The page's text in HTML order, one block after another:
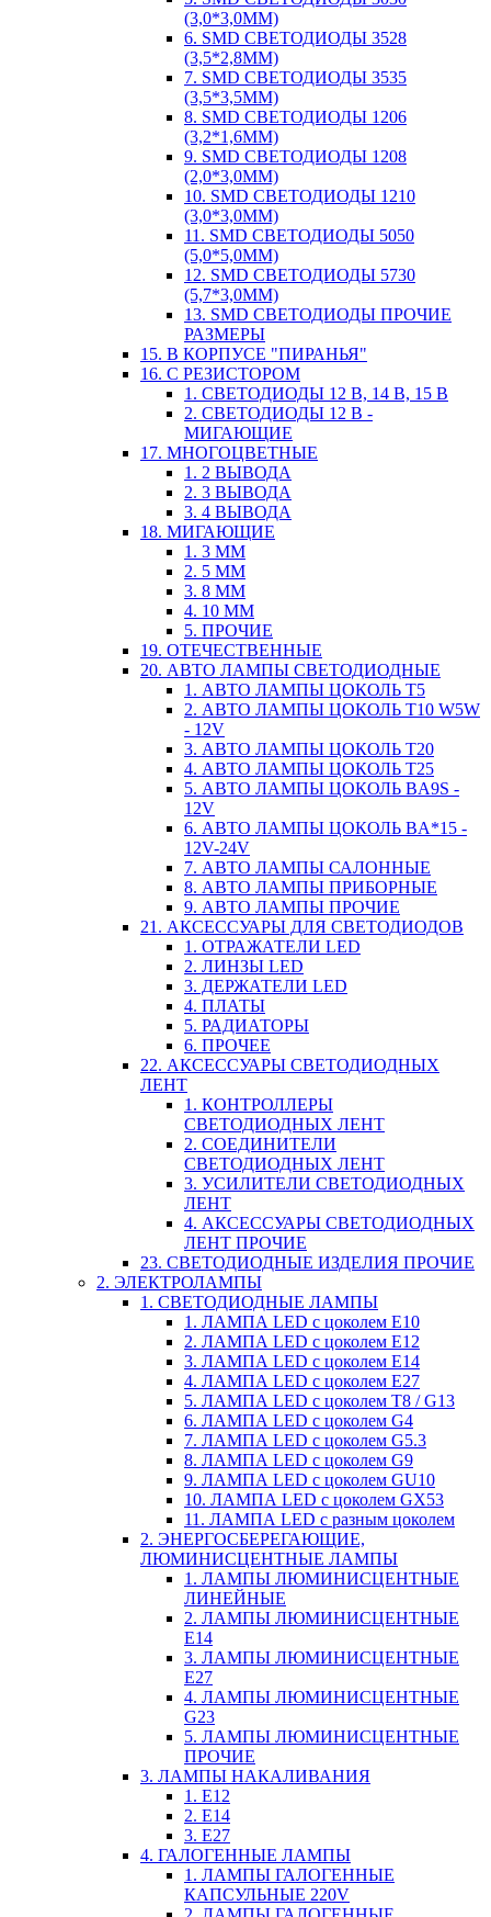
(3,0*3,0ММ)
6. SMD СВЕТОДИОДЫ 3528
(3,5*2,8ММ)
7. SMD СВЕТОДИОДЫ 3535
(3,5*3,5ММ)
8. SMD СВЕТОДИОДЫ 1206
(3,2*1,6ММ)
9. SMD СВЕТОДИОДЫ 1208
(2,0*3,0ММ)
10. SMD СВЕТОДИОДЫ 1210
(3,0*3,0ММ)
11. SMD СВЕТОДИОДЫ 5050
(5,0*5,0ММ)
12. SMD СВЕТОДИОДЫ 5730
(5,7*3,0ММ)
13. SMD СВЕТОДИОДЫ ПРОЧИЕ
РАЗМЕРЫ
15. В КОРПУСЕ "ПИРАНЬЯ"
16. С РЕЗИСТОРОМ
1. СВЕТОДИОДЫ 12 В, 14 В, 15 В
2. СВЕТОДИОДЫ 12 В -
МИГАЮЩИЕ
17. МНОГОЦВЕТНЫЕ
1. 2 ВЫВОДА
2. 3 ВЫВОДА
3. 4 ВЫВОДА
18. МИГАЮЩИЕ
1. 3 ММ
2. 5 ММ
3. 8 ММ
4. 10 ММ
5. ПРОЧИЕ
19. ОТЕЧЕСТВЕННЫЕ
20. АВТО ЛАМПЫ СВЕТОДИОДНЫЕ
1. АВТО ЛАМПЫ ЦОКОЛЬ T5
2. АВТО ЛАМПЫ ЦОКОЛЬ T10 W5W
- 12V
3. АВТО ЛАМПЫ ЦОКОЛЬ T20
4. АВТО ЛАМПЫ ЦОКОЛЬ T25
5. АВТО ЛАМПЫ ЦОКОЛЬ BA9S -
12V
6. АВТО ЛАМПЫ ЦОКОЛЬ BA*15 -
12V-24V
7. АВТО ЛАМПЫ САЛОННЫЕ
8. АВТО ЛАМПЫ ПРИБОРНЫЕ
9. АВТО ЛАМПЫ ПРОЧИЕ
21. АКСЕССУАРЫ ДЛЯ СВЕТОДИОДОВ
1. ОТРАЖАТЕЛИ LED
2. ЛИНЗЫ LED
3. ДЕРЖАТЕЛИ LED
4. ПЛАТЫ
5. РАДИАТОРЫ
6. ПРОЧЕЕ
22. АКСЕССУАРЫ СВЕТОДИОДНЫХ
ЛЕНТ
1. КОНТРОЛЛЕРЫ
СВЕТОДИОДНЫХ ЛЕНТ
2. СОЕДИНИТЕЛИ
СВЕТОДИОДНЫХ ЛЕНТ
3. УСИЛИТЕЛИ СВЕТОДИОДНЫХ
ЛЕНТ
4. АКСЕССУАРЫ СВЕТОДИОДНЫХ
ЛЕНТ ПРОЧИЕ
23. СВЕТОДИОДНЫЕ ИЗДЕЛИЯ ПРОЧИЕ
2. ЭЛЕКТРОЛАМПЫ
1. СВЕТОДИОДНЫЕ ЛАМПЫ
1. ЛАМПА LED c цоколем E10
2. ЛАМПА LED c цоколем E12
3. ЛАМПА LED c цоколем E14
4. ЛАМПА LED c цоколем E27
5. ЛАМПА LED c цоколем T8 / G13
6. ЛАМПА LED c цоколем G4
7. ЛАМПА LED c цоколем G5.3
8. ЛАМПА LED c цоколем G9
9. ЛАМПА LED c цоколем GU10
10. ЛАМПА LED c цоколем GX53
11. ЛАМПА LED c разным цоколем
2. ЭНЕРГОСБЕРЕГАЮЩИЕ,
ЛЮМИНИСЦЕНТНЫЕ ЛАМПЫ
1. ЛАМПЫ ЛЮМИНИСЦЕНТНЫЕ
ЛИНЕЙНЫЕ
2. ЛАМПЫ ЛЮМИНИСЦЕНТНЫЕ
E14
3. ЛАМПЫ ЛЮМИНИСЦЕНТНЫЕ
E27
4. ЛАМПЫ ЛЮМИНИСЦЕНТНЫЕ
G23
5. ЛАМПЫ ЛЮМИНИСЦЕНТНЫЕ
ПРОЧИЕ
3. ЛАМПЫ НАКАЛИВАНИЯ
1. E12
2. Е14
3. Е27
4. ГАЛОГЕННЫЕ ЛАМПЫ
1. ЛАМПЫ ГАЛОГЕННЫЕ
КАПСУЛЬНЫЕ 220V